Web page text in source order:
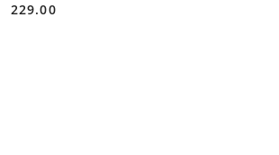
Cena:
229.00